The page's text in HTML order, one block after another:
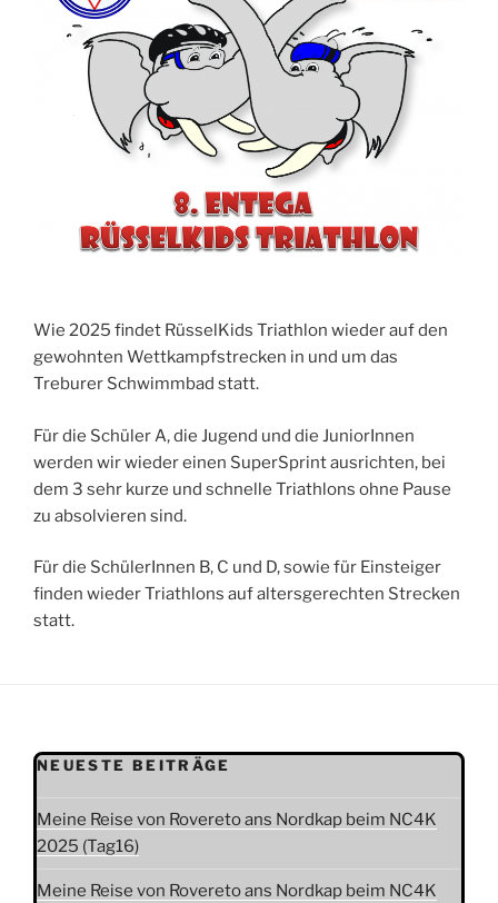
Wie 2025 findet RüsselKids Triathlon wieder auf den
gewohnten Wettkampfstrecken in und um das
Treburer Schwimmbad statt.
Für die Schüler A, die Jugend und die JuniorInnen
werden wir wieder einen SuperSprint ausrichten, bei
dem 3 sehr kurze und schnelle Triathlons ohne Pause
zu absolvieren sind.
Für die SchülerInnen B, C und D, sowie für Einsteiger
finden wieder Triathlons auf altersgerechten Strecken
statt.
NEUESTE BEITRÄGE
Meine Reise von Rovereto ans Nordkap beim NC4K
2025 (Tag16)
Meine Reise von Rovereto ans Nordkap beim NC4K